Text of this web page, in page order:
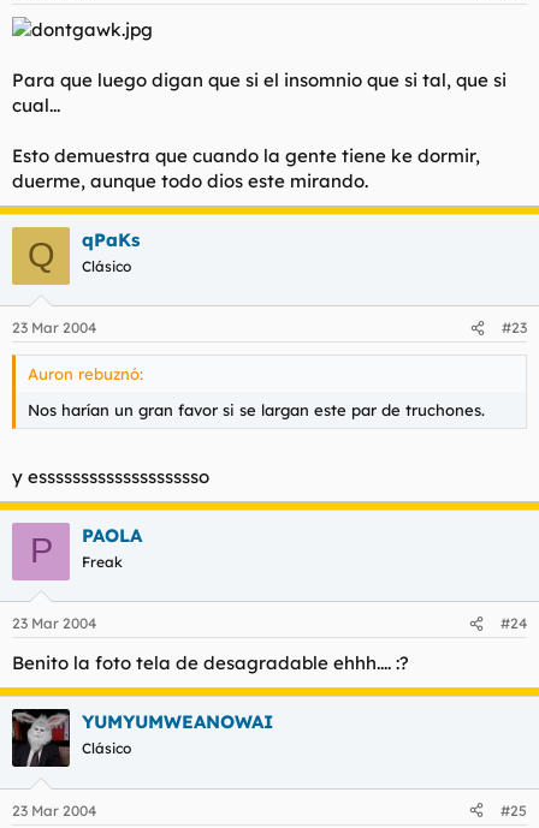
Para que luego digan que si el insomnio que si tal, que si
cual...
Esto demuestra que cuando la gente tiene ke dormir,
duerme, aunque todo dios este mirando.
Q qPaKs
Clásico
23 Mar 2004 #23
Auron rebuznó:
Nos harían un gran favor si se largan este par de truchones.
y essssssssssssssssssso
P PAOLA
Freak
23 Mar 2004 #24
Benito la foto tela de desagradable ehhh.... :?
YUMYUMWEANOWAI
Clásico
23 Mar 2004 #25